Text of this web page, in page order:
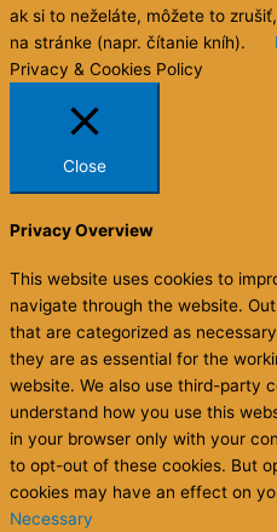
ak si to neželáte, môžete to
na stránke (napr. čítanie kníh).
Privacy & Cookies Policy
Close
Privacy Overview
This website uses cookies to
navigate through the website.
that are categorized as
they are as essential for the
website. We also use third-party
understand how you use this
in your browser only with your
to opt-out of these cookies. But
cookies may have an effect on
Necessary